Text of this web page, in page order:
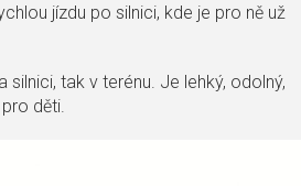
jízdu po silnici, kde je pro ně už
tak v terénu. Je lehký, odolný,
děti.